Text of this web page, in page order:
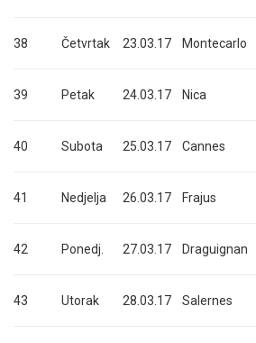
38 Četvrtak 23.03.17 Montecarlo
39 Petak 24.03.17 Nica
40 Subota 25.03.17 Cannes
41 Nedjelja 26.03.17 Frajus
42 Ponedj. 27.03.17 Draguignan
43 Utorak 28.03.17 Salernes